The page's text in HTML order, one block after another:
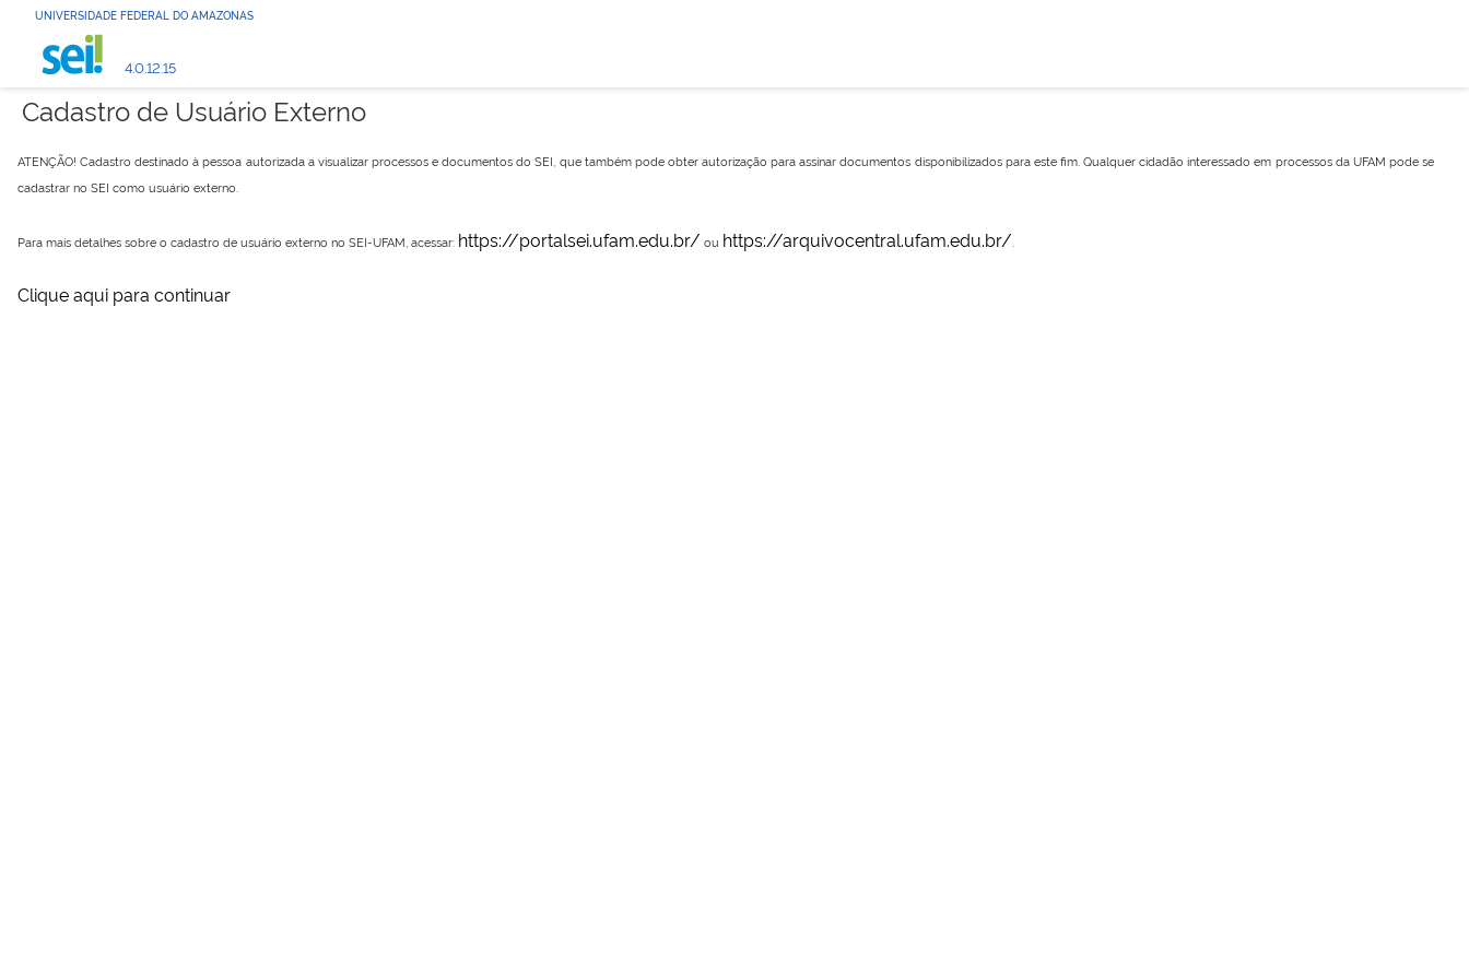
UNIVERSIDADE FEDERAL DO AMAZONAS
4.0.12.15
Cadastro de Usuário Externo
ATENÇÃO! Cadastro destinado à pessoa autorizada a visualizar processos e documentos do SEI, que também pode obter autorização para assinar documentos disponibilizados para este fim. Qualquer cidadão interessado em processos da UFAM pode se
cadastrar no SEI como usuário externo.
Para mais detalhes sobre o cadastro de usuário externo no SEI-UFAM, acessar: https://portalsei.ufam.edu.br/ ou https://arquivocentral.ufam.edu.br/
Clique aqui para continuar